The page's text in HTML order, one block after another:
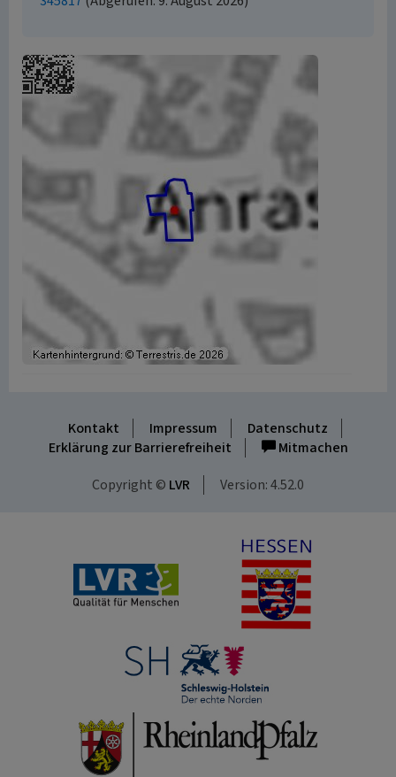
Kontakt Impressum
Datenschutz
Erklärung zur Barrierefreiheit
Mitmachen
Copyright © LVR Version: 4.52.0